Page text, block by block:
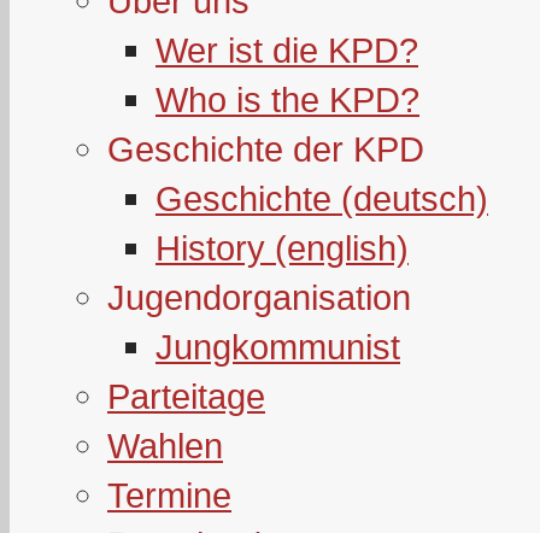
Wer ist die KPD?
Who is the KPD?
Geschichte der KPD
Geschichte (deutsch)
History (english)
Jugendorganisation
Jungkommunist
Parteitage
Wahlen
Termine